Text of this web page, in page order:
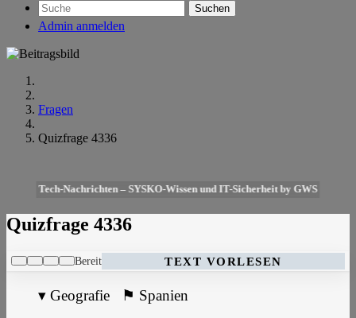
Suchen
Admin anmelden
Fragen
Quizfrage 4336
Tech-Nachrichten – SYSKO-Wissen und IT-Sicherheit by GWS
Quizfrage 4336
Bereit TEXT VORLESEN
▾ Geografie ⚑ Spanien